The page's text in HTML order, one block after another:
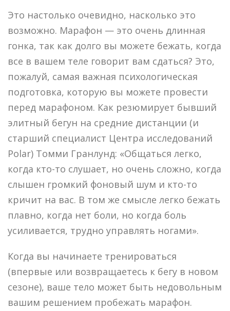
Это настолько очевидно, насколько это
возможно. Марафон — это очень длинная
гонка, так как долго вы можете бежать, когда
все в вашем теле говорит вам сдаться? Это,
пожалуй, самая важная психологическая
подготовка, которую вы можете провести
перед марафоном. Как резюмирует бывший
элитный бегун на средние дистанции (и
старший специалист Центра исследований
Polar) Томми Гранлунд: «Общаться легко,
когда кто-то слушает, но очень сложно, когда
слышен громкий фоновый шум и кто-то
кричит на вас. В том же смысле легко бежать
плавно, когда нет боли, но когда боль
усиливается, трудно управлять ногами».
Когда вы начинаете тренироваться
(впервые или возвращаетесь к бегу в новом
сезоне), ваше тело может быть недовольным
вашим решением пробежать марафон.